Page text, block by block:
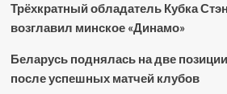
Трёхкратный обладатель Кубка
возглавил минское «Динамо»
Беларусь поднялась на две
после успешных матчей клубов